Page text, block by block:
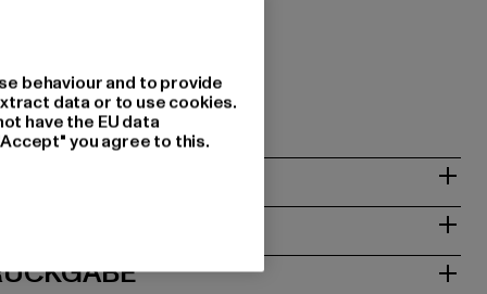
Agency GmbH & Co. KG |
Köln | DE
behaviour and to provide
data or to use cookies.
have the EU data
you agree to this.